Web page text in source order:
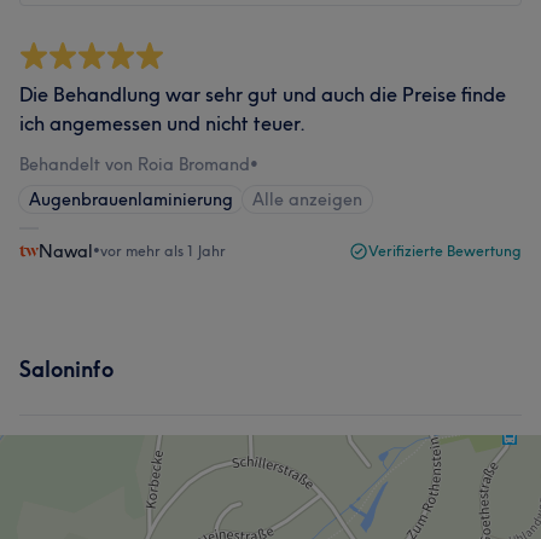
Die Behandlung war sehr gut und auch die Preise finde
ich angemessen und nicht teuer.
Behandelt von Roia Bromand•
Augenbrauenlaminierung
Alle anzeigen
Nawal•vor mehr als 1 Jahr Verifizierte Bewertung
Saloninfo